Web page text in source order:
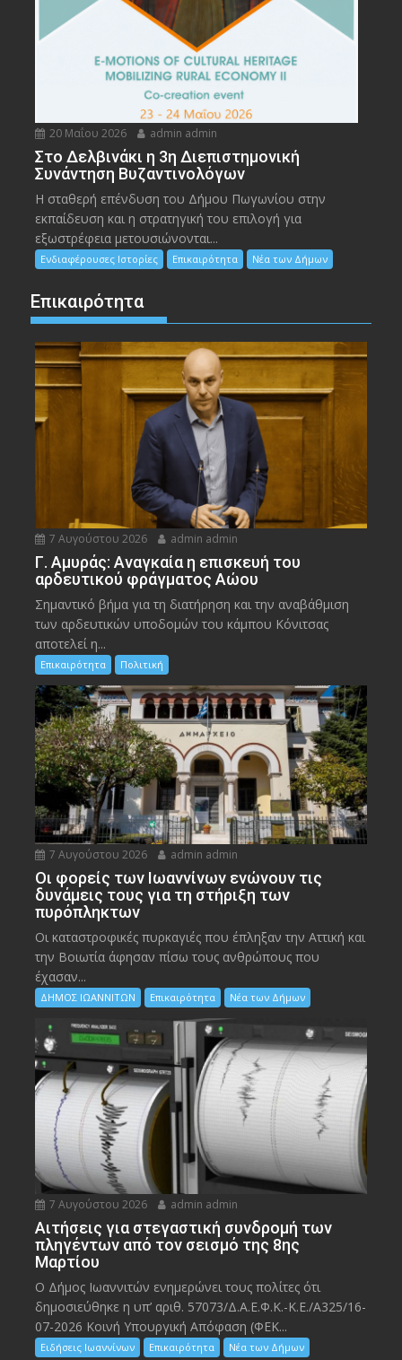
20 Μαΐου 2026 admin admin
Στο Δελβινάκι η 3η Διεπιστημονική
Συνάντηση Βυζαντινολόγων
Η σταθερή επένδυση του Δήμου Πωγωνίου στην
εκπαίδευση και η στρατηγική του επιλογή για
εξωστρέφεια μετουσιώνονται...
Ενδιαφέρουσες Ιστορίες Επικαιρότητα Νέα των Δήμων
Επικαιρότητα
7 Αυγούστου 2026 admin admin
Γ. Αμυράς: Αναγκαία η επισκευή του
αρδευτικού φράγματος Αώου
Σημαντικό βήμα για τη διατήρηση και την αναβάθμιση
των αρδευτικών υποδομών του κάμπου Κόνιτσας
αποτελεί η...
Επικαιρότητα Πολιτική
7 Αυγούστου 2026 admin admin
Οι φορείς των Ιωαννίνων ενώνουν τις
δυνάμεις τους για τη στήριξη των
πυρόπληκτων
Οι καταστροφικές πυρκαγιές που έπληξαν την Αττική και
την Bοιωτία άφησαν πίσω τους ανθρώπους που
έχασαν...
ΔΗΜΟΣ ΙΩΑΝΝΙΤΩΝ Επικαιρότητα Νέα των Δήμων
7 Αυγούστου 2026 admin admin
Αιτήσεις για στεγαστική συνδρομή των
πληγέντων από τον σεισμό της 8ης
Μαρτίου
Ο Δήμος Ιωαννιτών ενημερώνει τους πολίτες ότι
δημοσιεύθηκε η υπ’ αριθ. 57073/Δ.Α.Ε.Φ.Κ.-Κ.Ε./Α325/16-
07-2026 Κοινή Υπουργική Απόφαση (ΦΕΚ...
Ειδήσεις Ιωαννίνων Επικαιρότητα Νέα των Δήμων